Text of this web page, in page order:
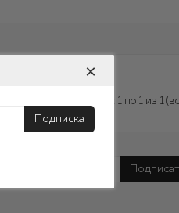
Подписка
×
Показано с 1 по 1 из 1